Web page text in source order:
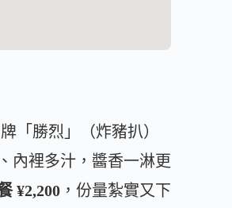
「勝烈」（炸豬扒）
內裡多汁，醬香一淋更
¥2,200 ，份量紮實又下